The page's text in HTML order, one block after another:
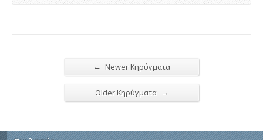
← Newer Κηρύγματα
Older Κηρύγματα →